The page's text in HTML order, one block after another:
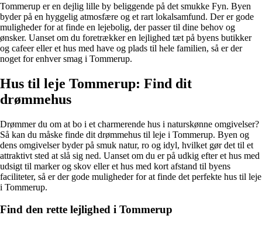
Tommerup er en dejlig lille by beliggende på det smukke Fyn. Byen
byder på en hyggelig atmosfære og et rart lokalsamfund. Der er gode
muligheder for at finde en lejebolig, der passer til dine behov og
ønsker. Uanset om du foretrækker en lejlighed tæt på byens butikker
og cafeer eller et hus med have og plads til hele familien, så er der
noget for enhver smag i Tommerup.
Hus til leje Tommerup: Find dit
drømmehus
Drømmer du om at bo i et charmerende hus i naturskønne omgivelser?
Så kan du måske finde dit drømmehus til leje i Tommerup. Byen og
dens omgivelser byder på smuk natur, ro og idyl, hvilket gør det til et
attraktivt sted at slå sig ned. Uanset om du er på udkig efter et hus med
udsigt til marker og skov eller et hus med kort afstand til byens
faciliteter, så er der gode muligheder for at finde det perfekte hus til leje
i Tommerup.
Find den rette lejlighed i Tommerup